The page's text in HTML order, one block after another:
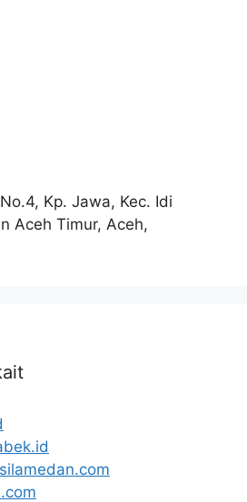
Kp. Jawa, Kec. Idi
Aceh Timur, Aceh,